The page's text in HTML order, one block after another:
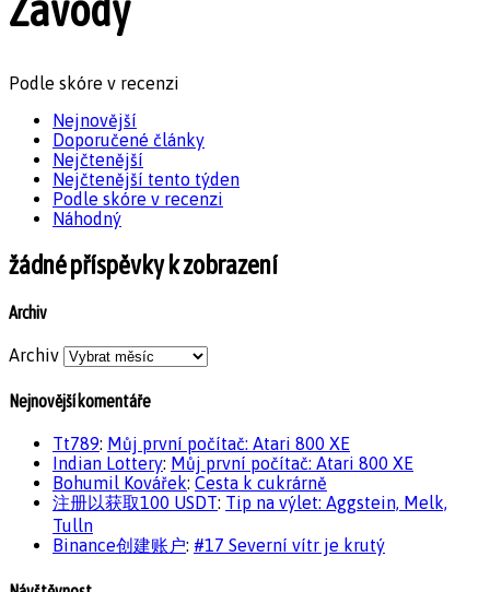
Závody
Podle skóre v recenzi
Nejnovější
Doporučené články
Nejčtenější
Nejčtenější tento týden
Podle skóre v recenzi
Náhodný
žádné příspěvky k zobrazení
Archiv
Archiv
Nejnovější komentáře
Tt789: Můj první počítač: Atari 800 XE
Indian Lottery: Můj první počítač: Atari 800 XE
Bohumil Kovářek: Cesta k cukrárně
注册以获取100 USDT: Tip na výlet: Aggstein, Melk,
Tulln
Binance创建账户: #17 Severní vítr je krutý